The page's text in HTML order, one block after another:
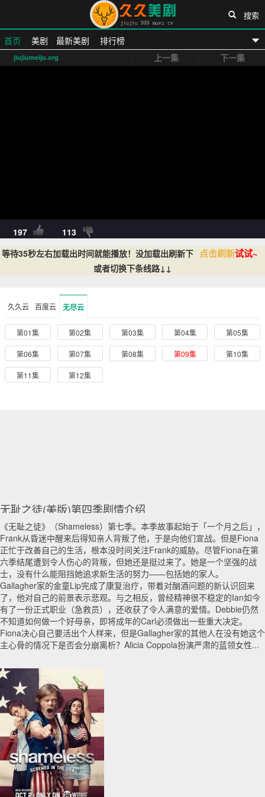
久久美剧网
首页 美剧 最新美剧 排行榜
搜索
jiujiumeiju.org 上一集 下一集
197 113
等待35秒左右加载出时间就能播放！没加载出刷新下 点击刷新试试~
或者切换下条线路↓↓
久久云 百度云 无尽云
第01集 第02集 第03集 第04集 第05集
第06集 第07集 第08集 第09集 第10集
第11集 第12集
无耻之徒(美版)第四季剧情介绍
《无耻之徒》（Shameless）第七季。本季故事起始于「一个月之后」，
Frank从昏迷中醒来后得知亲人背叛了他，于是向他们宣战。但是Fiona
正忙于改善自己的生活，根本没时间关注Frank的威胁。尽管Fiona在第
六季结尾遭到令人伤心的背叛，但她还是挺过来了。她是一个坚强的战
士，没有什么能阻挡她追求新生活的努力——包括她的家人。
Gallagher家的金童Lip完成了康复治疗，带着对酗酒问题的新认识回来
了，他对自己的前景表示悲观。与之相反，曾经精神很不稳定的Ian如今
有了一份正式职业（急救员），还收获了令人满意的爱情。Debbie仍然
不知道如何做一个好母亲，即将成年的Carl必须做出一些重大决定。
Fiona决心自己要活出个人样来，但是Gallagher家的其他人在没有她这个
主心骨的情况下是否会分崩离析？Alicia Coppola扮演严肃的蓝领女性...